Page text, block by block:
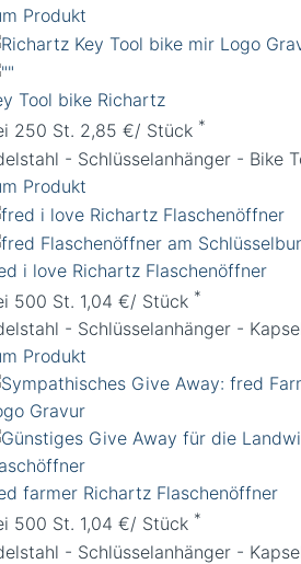
Produkt
Tool bike Richartz
250 St. 2,85 €/ Stück *
- Schlüsselanhänger - Bike
Produkt
i love Richartz Flaschenöffner
500 St. 1,04 €/ Stück *
- Schlüsselanhänger -
Produkt
farmer Richartz Flaschenöffner
500 St. 1,04 €/ Stück *
- Schlüsselanhänger -